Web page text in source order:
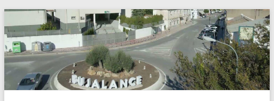
Saltar
al
contenido